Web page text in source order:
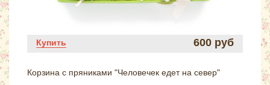
Купить 600 руб
Корзина с пряниками "Человечек едет на север"